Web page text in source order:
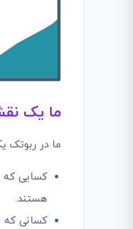
ما یک
ما در ربوتک
کسایی که
هستند.
کسانی که